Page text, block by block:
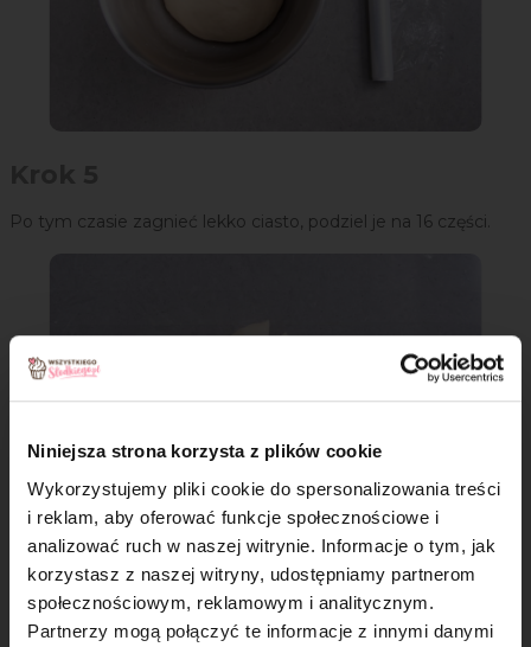
Niniejsza strona korzysta z plików cookie
Wykorzystujemy pliki cookie do spersonalizowania treści
i reklam, aby oferować funkcje społecznościowe i
analizować ruch w naszej witrynie. Informacje o tym, jak
korzystasz z naszej witryny, udostępniamy partnerom
społecznościowym, reklamowym i analitycznym.
Partnerzy mogą połączyć te informacje z innymi danymi
Po tym czasie zagnieć lekko ciasto, podziel je na 16 części.
Krok 6
×